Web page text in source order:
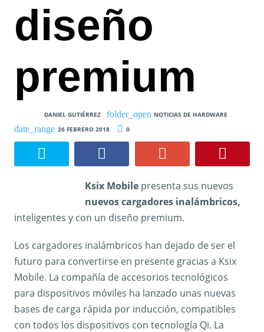
diseño
premium
DANIEL GUTIÉRREZ
NOTICIAS DE HARDWARE
26 FEBRERO 2018
0
Ksix Mobilepresenta sus nuevos
nuevos cargadores inalámbricos,
inteligentes y con un diseño premium.
Los cargadores inalámbricos han dejado de ser el
futuro para convertirse en presente gracias a Ksix
Mobile. La compañía de accesorios tecnológicos
para dispositivos móviles ha lanzado unas nuevas
bases de carga rápida por inducción, compatibles
con todos los dispositivos con tecnología Qi. La